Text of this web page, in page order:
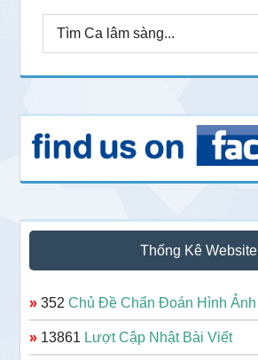
Thống Kê Website
» 352Chủ Đề Chẩn Đoán Hình Ảnh
» 13861 Lượt Cập Nhật Bài Viết